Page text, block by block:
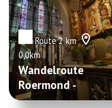
Route 2 km
0,0km
Wandelroute
Roermond -
Kapellerkwartier